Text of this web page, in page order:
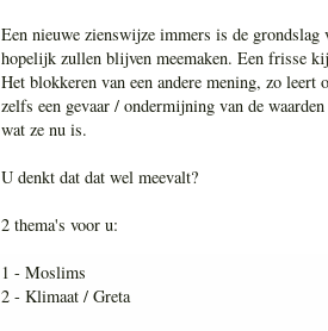
Een nieuwe zienswijze immers is de
hopelijk zullen blijven meemaken. Een frisse
Het blokkeren van een andere mening, zo leert
zelfs een gevaar / ondermijning van de
wat ze nu is.
U denkt dat dat wel meevalt?
2 thema's voor u:
1 - Moslims
2 - Klimaat / Greta